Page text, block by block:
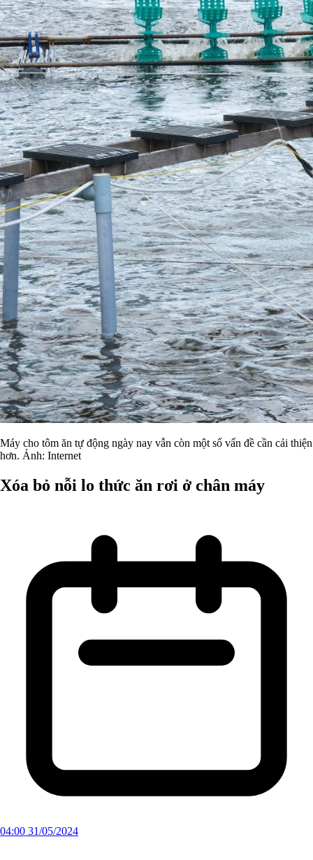
Máy cho tôm ăn tự động ngày nay vẫn còn một số vấn đề cần cải thiện
hơn. Ảnh: Internet
Xóa bỏ nỗi lo thức ăn rơi ở chân máy
04:00 31/05/2024